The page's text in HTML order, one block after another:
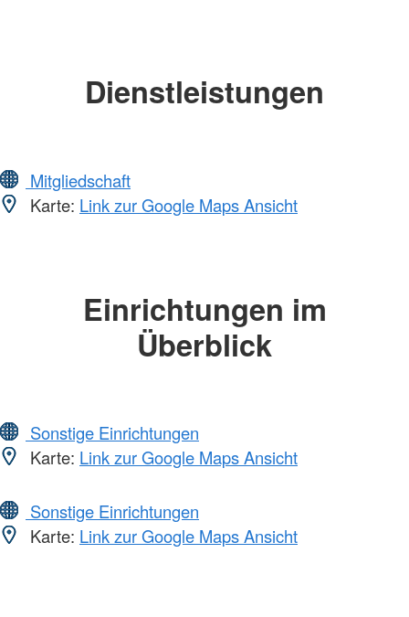
Dienstleistungen
Mitgliedschaft
Karte: Link zur Google Maps Ansicht
Einrichtungen im
Überblick
Sonstige Einrichtungen
Karte: Link zur Google Maps Ansicht
Sonstige Einrichtungen
Karte: Link zur Google Maps Ansicht